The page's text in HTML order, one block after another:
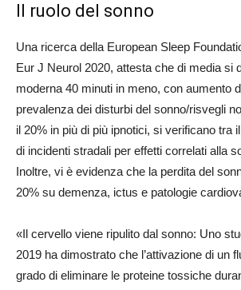
Il ruolo del sonno
Una ricerca della European Sleep
Eur J Neurol 2020, attesta che di media si
moderna 40 minuti in meno, con aumento
prevalenza dei disturbi del sonno/risvegli
il 20% in più di più ipnotici, si verificano tra
di incidenti stradali per effetti correlati alla
Inoltre, vi è evidenza che la perdita del
20% su demenza, ictus e patologie
«Il cervello viene ripulito dal sonno: Uno
2019 ha dimostrato che l’attivazione di un
grado di eliminare le proteine tossiche